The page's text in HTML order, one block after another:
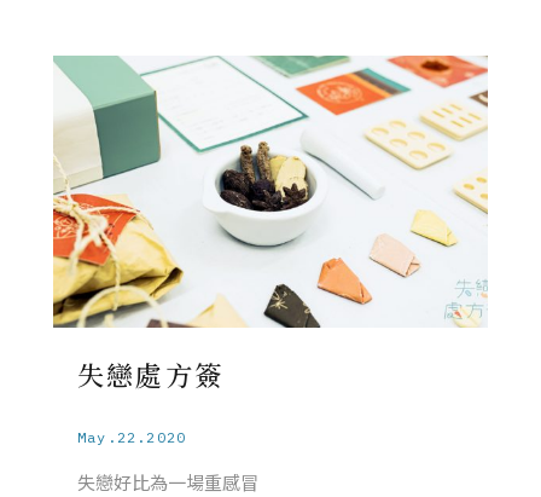
失戀處方簽
May.22.2020
失戀好比為一場重感冒